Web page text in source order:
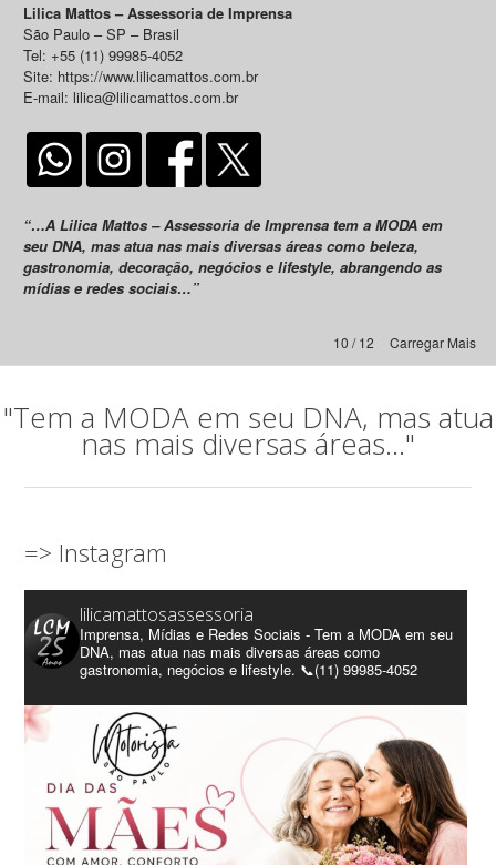
Lilica Mattos – Assessoria de Imprensa
São Paulo – SP – Brasil
Tel: +55 (11) 99985-4052
Site: https://www.lilicamattos.com.br
E-mail: lilica@lilicamattos.com.br
“…A Lilica Mattos – Assessoria de Imprensa tem a MODA em
seu DNA, mas atua nas mais diversas áreas como beleza,
gastronomia, decoração, negócios e lifestyle, abrangendo as
mídias e redes sociais…”
Carregar Mais
10 / 12
"Tem a MODA em seu DNA, mas atua
nas mais diversas áreas..."
=> Instagram
lilicamattosassessoria
Imprensa, Mídias e Redes Sociais - Tem a MODA em seu
DNA, mas atua nas mais diversas áreas como
gastronomia, negócios e lifestyle. 📞(11) 99985-4052